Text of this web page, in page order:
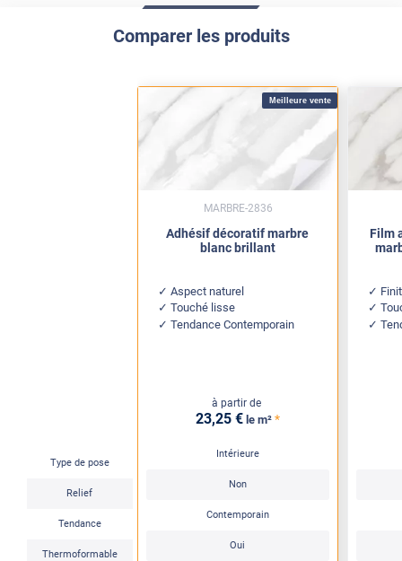
Comparer les produits
Type de pose
Relief
Tendance
Thermoformable
Meilleure vente
Adhésif décoratif marbre
blanc brillant
Aspect naturel
Touché lisse
Tendance Contemporain
à partir de
23,25 € le m² *
Intérieure
Non
Contemporain
Oui
MARBRE-2836
Film